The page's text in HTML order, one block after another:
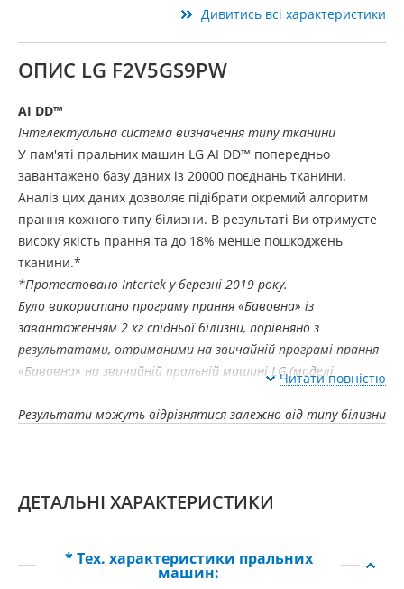
Дивитись всі характеристики
ОПИС LG F2V5GS9PW
AI DD™
Інтелектуальна система визначення типу тканини
У пам'яті пральних машин LG AI DD™ попередньо
завантажено базу даних із 20000 поєднань тканини.
Аналіз цих даних дозволяє підібрати окремий алгоритм
прання кожного типу білизни. В результаті Ви отримуєте
високу якість прання та до 18% менше пошкоджень
тканини.*
*Протестовано Intertek у березні 2019 року.
Було використано програму прання «Бавовна» із
завантаженням 2 кг спідньої білизни, порівняно з
результатами, отриманими на звичайній програмі прання
«Бавовна» на звичайній пральній машині LG (моделі
Результати можуть відрізнятися залежно від типу білизни
Інтелектуальна система визначення типу тканини AI DD™
тканини, такі як щільність та м'якість, з точністю
підбираючи оптимальний алгоритм прання.
Читати повністю
ДЕТАЛЬНІ ХАРАКТЕРИСТИКИ
* Тех. характеристики пральних
машин: